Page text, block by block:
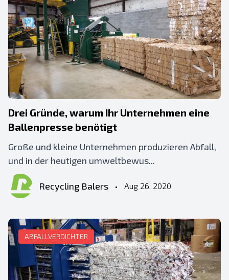
Drei Gründe, warum Ihr Unternehmen eine
Ballenpresse benötigt
Große und kleine Unternehmen produzieren Abfall,
und in der heutigen umweltbewus...
Recycling Balers • Aug 26, 2020
ABFALLVERDICHTER